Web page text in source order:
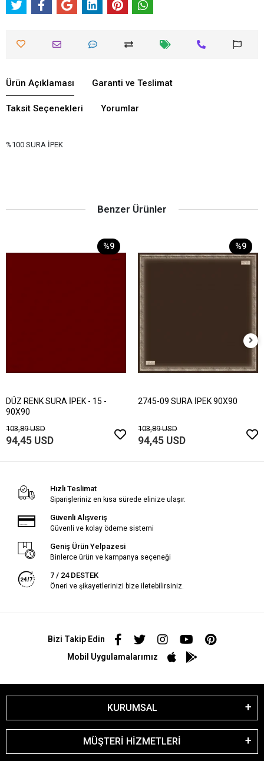
Ürün Açıklaması Garanti ve Teslimat
Taksit Seçenekleri Yorumlar
%100 SURA İPEK
Benzer Ürünler
%9
DÜZ RENK SURA İPEK - 15 -
90X90
103,89 USD
94,45 USD
%9
2745-09 SURA İPEK 90X90
103,89 USD
94,45 USD
Hızlı Teslimat
Siparişleriniz en kısa sürede elinize ulaşır.
Güvenli Alışveriş
Güvenli ve kolay ödeme sistemi
Geniş Ürün Yelpazesi
Binlerce ürün ve kampanya seçeneği
7 / 24 DESTEK
Öneri ve şikayetlerinizi bize iletebilirsiniz.
Bizi Takip Edin
Mobil Uygulamalarımız
KURUMSAL
MÜŞTERİ HİZMETLERİ